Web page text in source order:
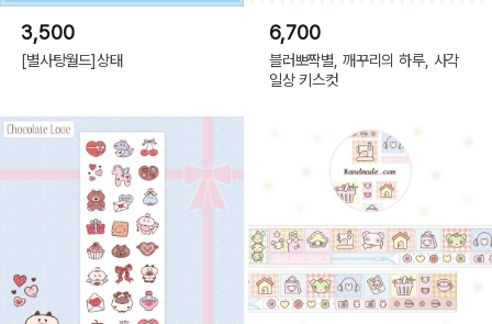
3,500
[별사탕월드]상태
6,700
블러뽀짝별, 깨꾸리의 하루, 사각
일상 키스컷